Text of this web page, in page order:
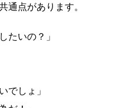
通点があります。
たいの？」
でしょ」